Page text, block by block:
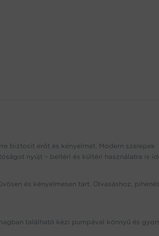
biztosít erőt és kényelmet. Modern szelepek
nyújt – beltéri és kültéri használatra is
és kényelmesen tart. Olvasáshoz,
található kézi pumpával könnyű és